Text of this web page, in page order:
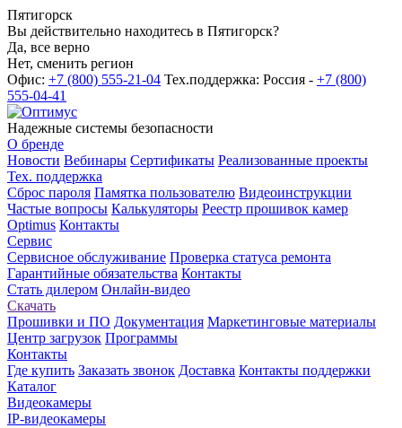
Пятигорск
Вы действительно находитесь в Пятигорск?
Да, все верно
Нет, сменить регион
Офис: +7 (800) 555-21-04 Тех.поддержка: Россия - +7 (800)
555-04-41
Надежные системы безопасности
О бренде
Новости Вебинары Сертификаты Реализованные проекты
Тех. поддержка
Сброс пароля Памятка пользователю Видеоинструкции
Частые вопросы Калькуляторы Реестр прошивок камер
Optimus Контакты
Сервис
Сервисное обслуживание Проверка статуса ремонта
Гарантийные обязательства Контакты
Стать дилером Онлайн-видео
Скачать
Прошивки и ПО Документация Маркетинговые материалы
Центр загрузок Программы
Контакты
Где купить Заказать звонок Доставка Контакты поддержки
Каталог
Видеокамеры
IP-видеокамеры